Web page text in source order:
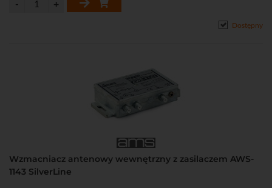
Dostępny
Wzmacniacz antenowy wewnętrzny z zasilaczem AWS-
1143 SilverLine